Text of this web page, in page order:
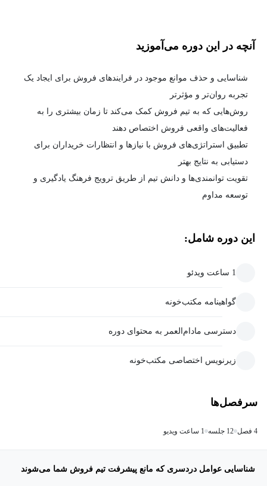
آنچه در این دوره می‌آموزید
شناسایی و حذف موانع موجود در فرایندهای فروش برای ایجاد یک
تجربه روان‌تر و مؤثرتر
روش‌هایی که به تیم فروش کمک می‌کند تا زمان بیشتری را به
فعالیت‌های واقعی فروش اختصاص دهند
تطبیق استراتژی‌های فروش با نیازها و انتظارات خریداران برای
دستیابی به نتایج بهتر
تقویت توانمندی‌ها و دانش تیم از طریق ترویج فرهنگ یادگیری و
توسعه مداوم
این دوره شامل:
1 ساعت ویدئو
گواهینامه مکتب‌خونه
دسترسی مادام‌العمر به محتوای دوره
زیرنویس اختصاصی مکتب‌خونه
سرفصل‌ها
4 فصل 12 جلسه 1 ساعت ویدیو
شناسایی عوامل دردسری که مانع پیشرفت تیم فروش شما می‌شوند